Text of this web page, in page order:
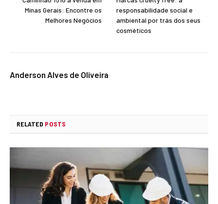
Minas Gerais: Encontre os
Melhores Negócios
responsabilidade social e
ambiental por trás dos seus
cosméticos
Anderson Alves de Oliveira
RELATED POSTS